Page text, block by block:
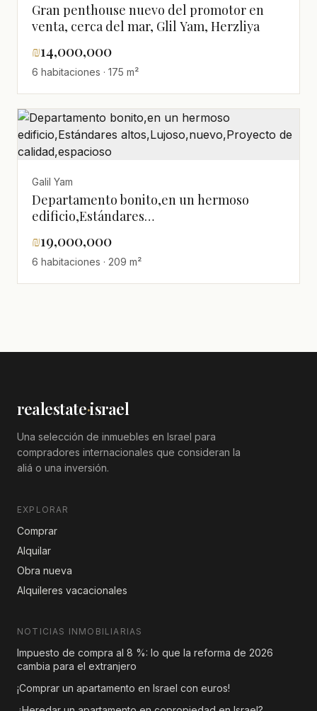
Gran penthouse nuevo del promotor en
venta, cerca del mar, Glil Yam, Herzliya
₪14,000,000
6 habitaciones · 175 m²
Galil Yam
Departamento bonito,en un hermoso
edificio,Estándares
calidad,espacioso
₪19,000,000
6 habitaciones · 209 m²
realestate·israel
Una selección de inmuebles en Israel para
compradores internacionales que consideran la
aliá o una inversión.
EXPLORAR
Comprar
Alquilar
Obra nueva
Alquileres vacacionales
NOTICIAS INMOBILIARIAS
Impuesto de compra al 8 %: lo que la reforma de 2026
cambia para el extranjero
¡Comprar un apartamento en Israel con euros!